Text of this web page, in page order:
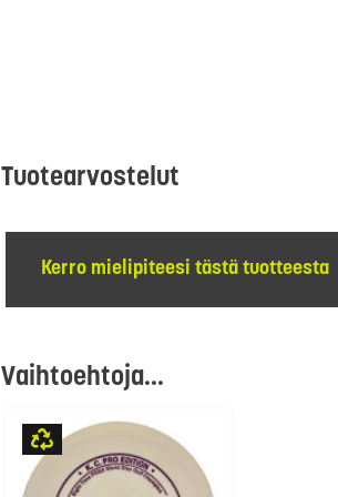
Tuotearvostelut
Kerro mielipiteesi tästä tuotteesta
Vaihtoehtoja...